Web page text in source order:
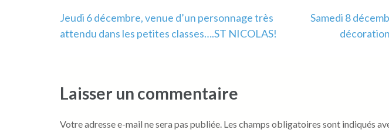
Navigation
de
Jeudi 6 décembre, venue d’un personnage très
attendu dans les petites classes….ST NICOLAS!
Samedi 8
Laisser un commentaire
Votre adresse e-mail ne sera pas publiée. Les champs obligatoires sont indiqués